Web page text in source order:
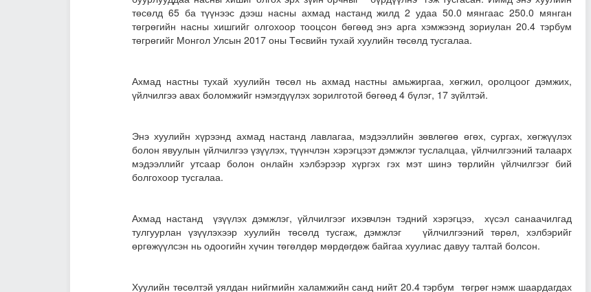
төсөлд 65 ба түүнээс дээш насны ахмад настанд жилд 2 удаа 50.0 мянгаас 250.0 мянган
төгрөгийн насны хишгийг олгохоор тооцсон бөгөөд энэ арга хэмжээнд зориулан 20.4 тэрбум
төгрөгийг Монгол Улсын 2017 оны Төсвийн тухай хуулийн төсөлд тусгалаа.
Ахмад настны тухай хуулийн төсөл нь ахмад настны амьжиргаа, хөгжил, оролцоог дэмжих,
үйлчилгээ авах боломжийг нэмэгдүүлэх зорилготой бөгөөд 4 бүлэг, 17 зүйлтэй.
Энэ хуулийн хүрээнд ахмад настанд лавлагаа, мэдээллийн зөвлөгөө өгөх, сургах, хөгжүүлэх
болон явуулын үйлчилгээ үзүүлэх, түүнчлэн хэрэгцээт дэмжлэг туслалцаа, үйлчилгээний талаарх
мэдээллийг утсаар болон онлайн хэлбэрээр хүргэх гэх мэт шинэ төрлийн үйлчилгээг бий
болгохоор тусгалаа.
Ахмад настанд үзүүлэх дэмжлэг, үйлчилгээг ихэвчлэн тэдний хэрэгцээ, хүсэл санаачилгад
тулгуурлан үзүүлэхээр хуулийн төсөлд тусгаж, дэмжлэг үйлчилгээний төрөл, хэлбэрийг
өргөжүүлсэн нь одоогийн хүчин төгөлдөр мөрдөгдөж байгаа хуулиас давуу талтай болсон.
Хуулийн төсөлтэй уялдан нийгмийн халамжийн санд нийт 20.4 тэрбум төгрөг нэмж шаардагдах